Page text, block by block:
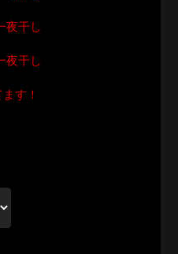
夜干し
夜干し
す！